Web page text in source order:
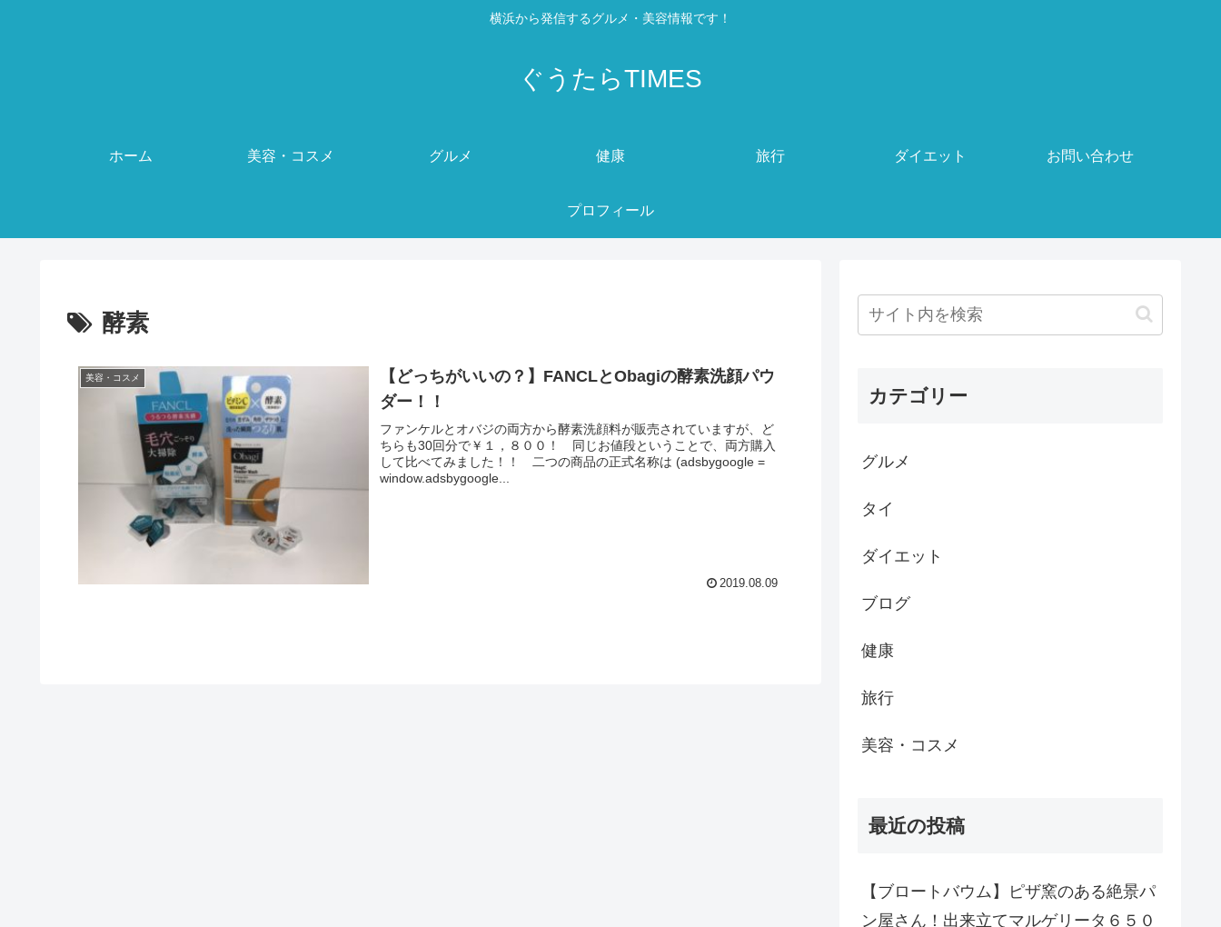
横浜から発信するグルメ・美容情報です！
ぐうたらTIMES
ホーム 美容・コスメ グルメ 健康 旅行 ダイエット お問い合わせ
プロフィール
酵素
美容・コスメ
【どっちがいいの？】FANCLとObagiの酵素洗顔パウ
ダー！！
ファンケルとオバジの両方から酵素洗顔料が販売されていますが、ど
ちらも30回分で￥１，８００！ 同じお値段ということで、両方購入
して比べてみました！！ 二つの商品の正式名称は (adsbygoogle =
window.adsbygoogle...
2019.08.09
カテゴリー
グルメ
タイ
ダイエット
ブログ
健康
旅行
美容・コスメ
最近の投稿
【ブロートバウム】ピザ窯のある絶景パ
ン屋さん！出来立てマルゲリータ６５０